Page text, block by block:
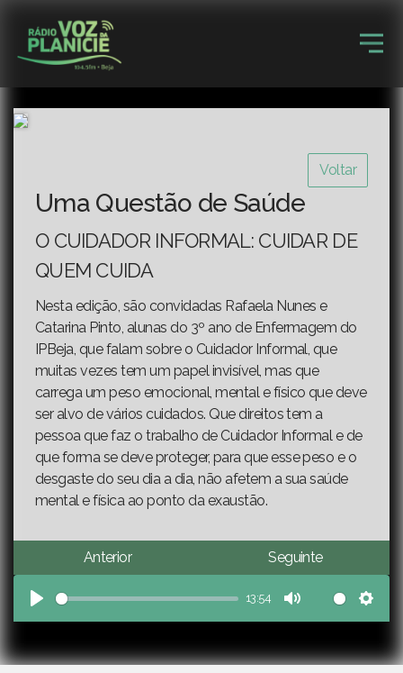
Voltar
Uma Questão de Saúde
O CUIDADOR INFORMAL: CUIDAR DE
QUEM CUIDA
Nesta edição, são convidadas Rafaela Nunes e
Catarina Pinto, alunas do 3º ano de Enfermagem do
IPBeja, que falam sobre o Cuidador Informal, que
muitas vezes tem um papel invisível, mas que
carrega um peso emocional, mental e físico que deve
ser alvo de vários cuidados. Que direitos tem a
pessoa que faz o trabalho de Cuidador Informal e de
que forma se deve proteger, para que esse peso e o
desgaste do seu dia a dia, não afetem a sua saúde
mental e física ao ponto da exaustão.
Anterior Seguinte
Play
13:54
Mute